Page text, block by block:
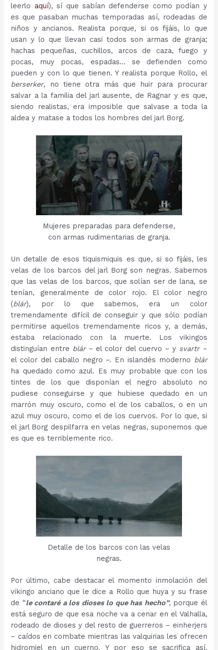
leerlo aquí), sí que sabían defenderse como podían y
es que pasaban muchas temporadas así, rodeadas de
niños y ancianos. Realista porque, si os fijáis, lo que
usan y lo que llevan casi todos son armas de granja;
hachas pequeñas, cuchillos, arcos de caza, fuego y
pocas, muy pocas, espadas… se defienden como
pueden y con lo que tienen. Y realista porque Rollo, el
berserker, no tiene otra más que huir para procurar
salvar a la familia del jarl ausente, de Ragnar y es que,
siendo realistas, era imposible que salvase a toda la
aldea y matase a todos los hombres del jarl Borg.
Mujeres preparadas para defenderse,
con armas rudimentarias de granja.
Un detalle de esos tiquismiquis es que, si so fijáis, les
velas de los barcos del jarl Borg son negras. Sabemos
que las velas de los barcos, que solían ser de lana, se
tenían, generalmente de color rojo. El color negro
(blár), por lo que sabemos, era un color
tremendamente difícil de conseguir y que sólo podían
permitirse aquellos tremendamente ricos y, a demás,
estaba relacionado con la muerte. Los vikingos
distinguían entre blár– el color del cuervo – y svartr–
el color del caballo negro –. En islandés moderno blár
ha quedado como azul. Es muy probable que con los
tintes de los que disponían el negro absoluto no
pudiese conseguirse y que hubiese quedado en un
marrón muy oscuro, como el de los caballos, o en un
azul muy oscuro, como el de los cuervos. Por lo que, si
el jarl Borg despilfarra en velas negras, suponemos que
es que es terriblemente rico.
Detalle de los barcos con las velas
negras.
Por último, cabe destacar el momento inmolación del
vikingo anciano que le dice a Rollo que huya y su frase
de “le contaré a los dioses lo que has hecho”, porque él
está seguro de que esa noche va a cenar en el Valhalla,
rodeado de dioses y del resto de guerreros – einherjers
– caídos en combate mientras las valquirias les ofrecen
hidromiel en un cuerno. Y por eso se sacrifica así,